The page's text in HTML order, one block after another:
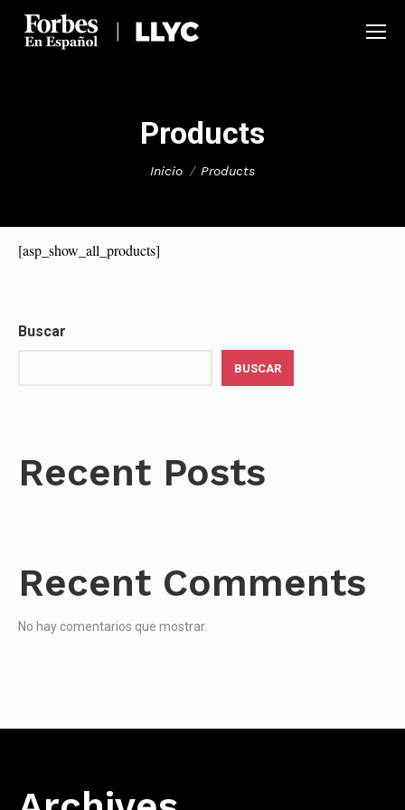
Products
Estás aquí:
Inicio Products
[asp_show_all_products]
Buscar
BUSCAR
Recent Posts
Recent Comments
No hay comentarios que mostrar.